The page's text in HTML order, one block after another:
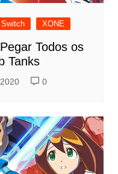
Switch XONE
Todos os
Tanks
0